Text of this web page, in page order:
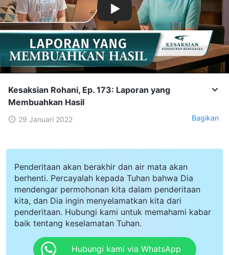
Kesaksian Rohani, Ep. 173: Laporan yang
Membuahkan Hasil
29 Januari 2022 Bagikan
Penderitaan akan berakhir dan air mata akan
berhenti. Percayalah kepada Tuhan bahwa Dia
mendengar permohonan kita dalam penderitaan
kita, dan Dia ingin menyelamatkan kita dari
penderitaan. Hubungi kami untuk memahami kabar
baik tentang keselamatan Tuhan.
Hubungi kami via WhatsApp